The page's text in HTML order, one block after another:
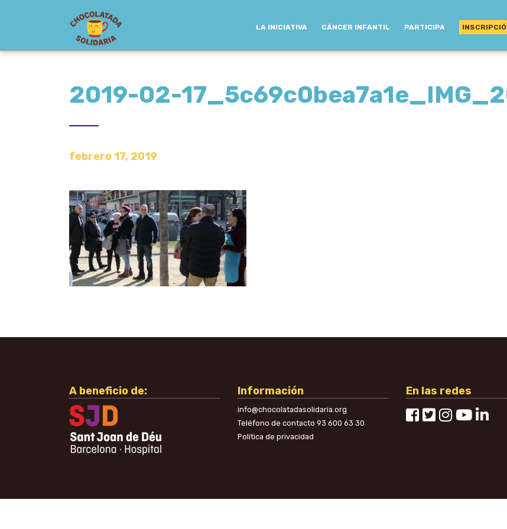
LA INICIATIVA CÁNCER INFANTIL PARTICIPA
2019-02-
febrero 17, 2019
A beneficio de: Información
info@chocolatadasolidaria.org
Teléfono de contacto 93 600 63 30
Política de privacidad
En las redes